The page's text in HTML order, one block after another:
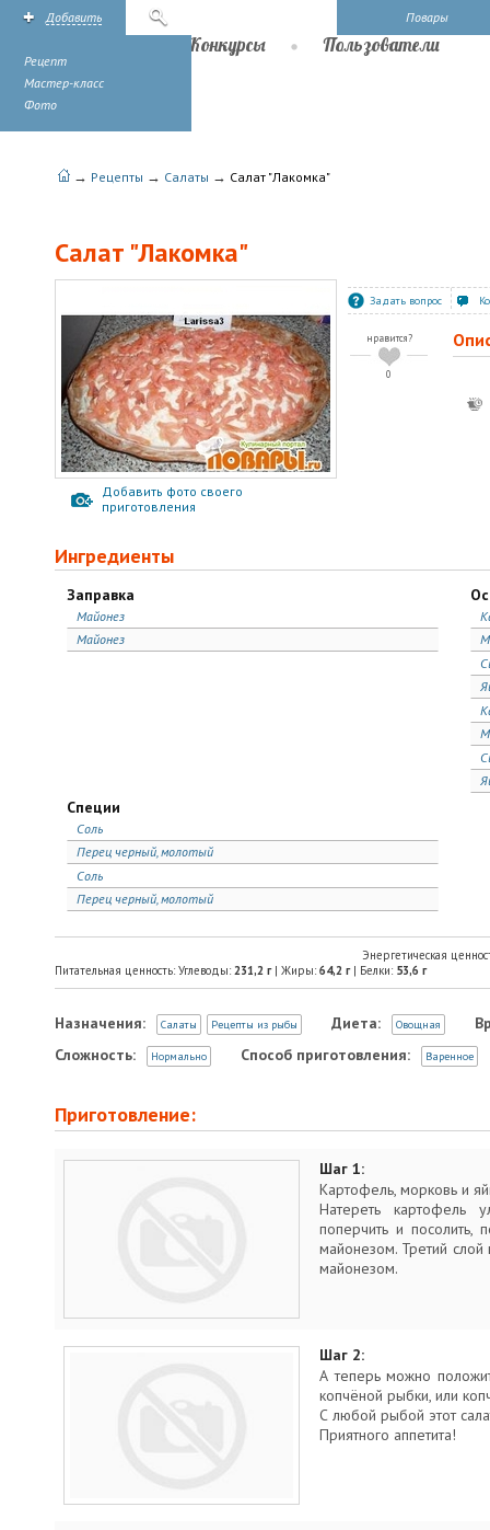
Повары
Добавить
Рецепт
Мастер-класс
Фото
Конкурсы Пользователи
→ Рецепты → Салаты → Салат "Лакомка"
Салат "Лакомка"
Добавить фото своего
приготовления
Задать вопрос
нравится?
0
Ингредиенты
Заправка
Майонез
Майонез
Специи
Соль
Перец черный, молотый
Соль
Перец черный, молотый
Энергетическая
Питательная ценность: Углеводы: 231,2 г| Жиры: 64,2 г| Белки: 53,6 г
Назначения: Салаты Рецепты из рыбы Диета: Овощная
Сложность:
Нормально Способ приготовления: Варенное
Приготовление:
Шаг 1:
Картофель, морковь и
Натереть картофель
поперчить и посолить,
майонезом. Третий слой
майонезом.
Шаг 2:
А теперь можно
копчёной рыбки, или
С любой рыбой этот
Приятного аппетита!